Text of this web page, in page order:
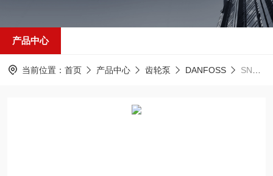
产品中心
当前位置： 首页 产品中心 齿轮泵 DANFOSS SNP1NN/2.2LN01BAP1C2C2丹佛斯DANFOSS齿轮泵